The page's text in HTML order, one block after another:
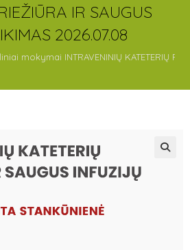
IR SAUGUS
2026.07.08
mokymai INTRAVENINIŲ KATETERIŲ